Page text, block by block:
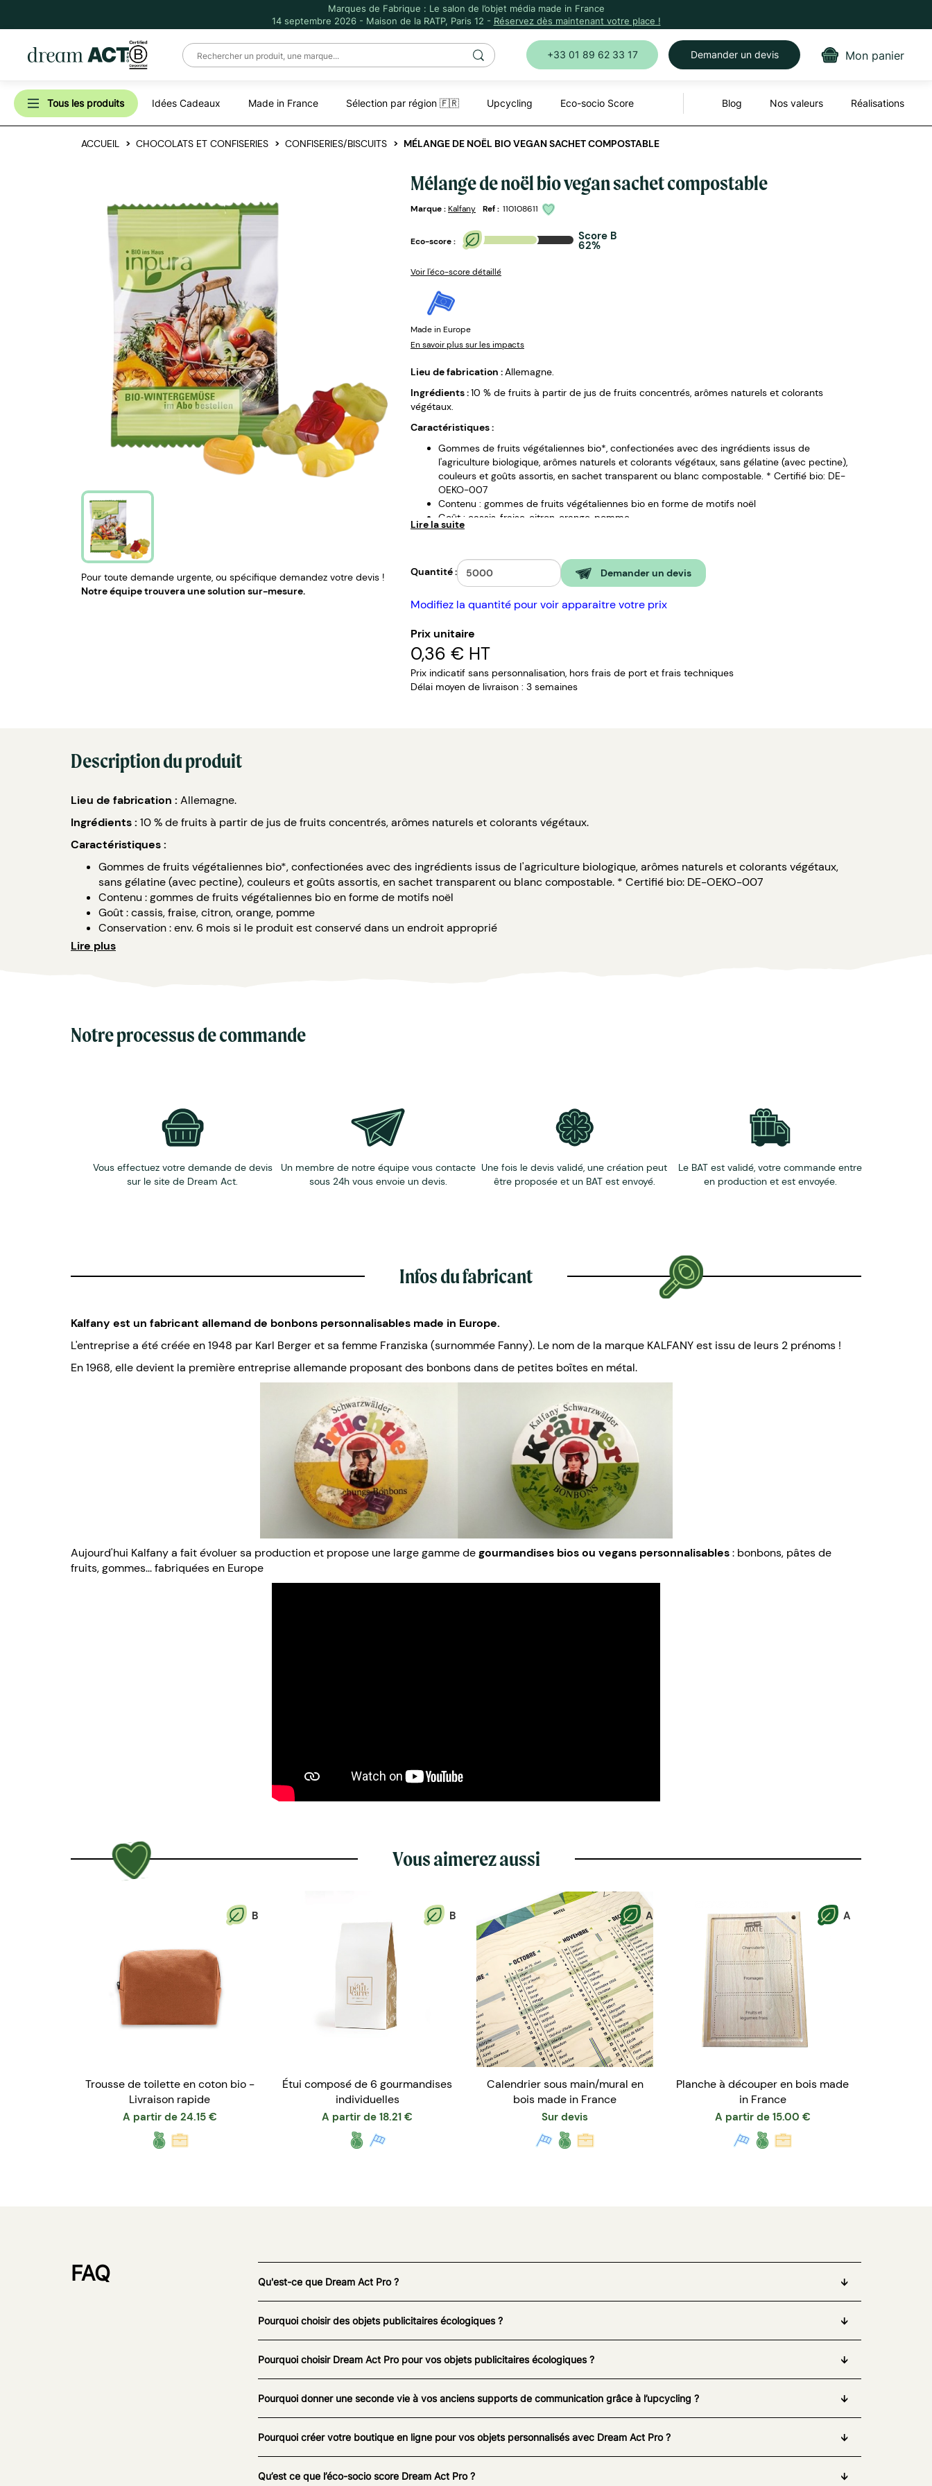
Marques de Fabrique : Le salon de l’objet média made in France
14 septembre 2026 - Maison de la RATP, Paris 12 - Réservez dès maintenant votre place !
+33 01 89 62 33 17 Demander un devis Mon panier
Tous les produits Idées Cadeaux Made in France Sélection par région 🇫🇷 Upcycling Eco-socio Score Blog Nos valeurs Réalisations
ACCUEIL CHOCOLATS ET CONFISERIES CONFISERIES/BISCUITS MÉLANGE DE NOËL BIO VEGAN SACHET COMPOSTABLE
Pour toute demande urgente, ou spécifique demandez votre devis !
Notre équipe trouvera une solution sur-mesure.
Mélange de noël bio vegan sachet compostable
Marque :Kalfany Ref : 110108611
Eco-score : Score B
62%
Voir l'éco-score détaillé
Made in Europe
En savoir plus sur les impacts
Lieu de fabrication :Allemagne.
Ingrédients :10 % de fruits à partir de jus de fruits concentrés, arômes naturels et colorants
végétaux.
Caractéristiques :
Gommes de fruits végétaliennes bio*, confectionées avec des ingrédients issus de
l'agriculture biologique, arômes naturels et colorants végétaux, sans gélatine (avec pectine),
couleurs et goûts assortis, en sachet transparent ou blanc compostable. * Certifié bio: DE-
OEKO-007
Contenu : gommes de fruits végétaliennes bio en forme de motifs noël
Goût : cassis, fraise, citron, orange, pomme
Conservation : env. 6 mois si le produit est conservé dans un endroit approprié
Production Express : oui
Format : env. 85 x 60 mm
Conditionnement (par carton) : 500 pièces
Marquage : Impression Flexographie - 1-5 couleurs
Lire la suite
Quantité : Demander un devis
Modifiez la quantité pour voir apparaitre votre prix
Prix unitaire
0,36 € HT
Prix indicatif sans personnalisation, hors frais de port et frais techniques
Délai moyen de livraison : 3 semaines
Description du produit
Lieu de fabrication : Allemagne.
Ingrédients : 10 % de fruits à partir de jus de fruits concentrés, arômes naturels et colorants végétaux.
Caractéristiques :
Gommes de fruits végétaliennes bio*, confectionées avec des ingrédients issus de l'agriculture biologique, arômes naturels et colorants végétaux,
sans gélatine (avec pectine), couleurs et goûts assortis, en sachet transparent ou blanc compostable. * Certifié bio: DE-OEKO-007
Contenu : gommes de fruits végétaliennes bio en forme de motifs noël
Goût : cassis, fraise, citron, orange, pomme
Conservation : env. 6 mois si le produit est conservé dans un endroit approprié
Délai de production : env. 15 jours ouvrés à compter de la date d'approbation du BAT
Lire plus
Notre processus de commande
Vous effectuez votre demande de devis
sur le site de Dream Act.
Un membre de notre équipe vous contacte
sous 24h vous envoie un devis.
Une fois le devis validé, une création peut
être proposée et un BAT est envoyé.
Le BAT est validé, votre commande entre
en production et est envoyée.
Infos du fabricant
Kalfany est un fabricant allemand de bonbons personnalisables made in Europe.
L'entreprise a été créée en 1948 par Karl Berger et sa femme Franziska (surnommée Fanny). Le nom de la marque KALFANY est issu de leurs 2 prénoms !
En 1968, elle devient la première entreprise allemande proposant des bonbons dans de petites boîtes en métal.
Aujourd'hui Kalfany a fait évoluer sa production et propose une large gamme degourmandises bios ou vegans personnalisables: bonbons, pâtes de
fruits, gommes... fabriquées en Europe
Vous aimerez aussi
B
Trousse de toilette en coton bio -
Livraison rapide
A partir de 24.15 €
B
Étui composé de 6 gourmandises
individuelles
A partir de 18.21 €
A
Calendrier sous main/mural en
bois made in France
Sur devis
A
Planche à découper en bois made
in France
A partir de 15.00 €
FAQ Qu'est-ce que Dream Act Pro ?
Pourquoi choisir des objets publicitaires écologiques ?
Pourquoi choisir Dream Act Pro pour vos objets publicitaires écologiques ?
Pourquoi donner une seconde vie à vos anciens supports de communication grâce à l’upcycling ?
Pourquoi créer votre boutique en ligne pour vos objets personnalisés avec Dream Act Pro ?
Qu’est ce que l’éco-socio score Dream Act Pro ?